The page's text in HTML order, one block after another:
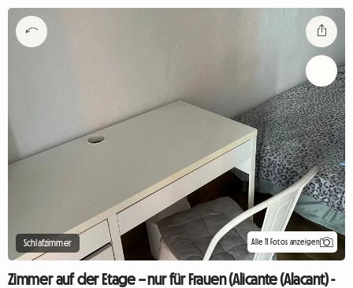
Schlafzimmer Alle 11 Fotos anzeigen
Zimmer auf der Etage – nur für Frauen (Alicante (Alacant) -